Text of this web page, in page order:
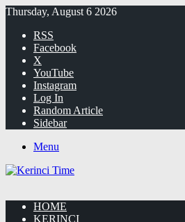
Thursday, August 6 2026
RSS
Facebook
X
YouTube
Instagram
Log In
Random Article
Sidebar
Menu
HOME
KERINCI